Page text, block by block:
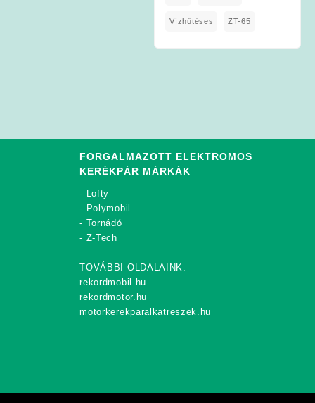
Vízhűtéses ZT-65
FORGALMAZOTT ELEKTROMOS
KERÉKPÁR MÁRKÁK
- Lofty
- Polymobil
- Tornádó
- Z-Tech
TOVÁBBI OLDALAINK:
rekordmobil.hu
rekordmotor.hu
motorkerekparalkatreszek.hu